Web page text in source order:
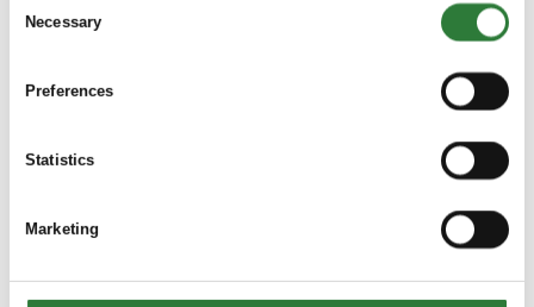
Selection
Necessary
Preferences
Statistics
Marketing
Hornsyld Købmandsgaard
På standen præsenterer vi vores 3 foderbrands Møllerens,
De sidste 25 år har vi specialiseret os i foder til hobby og
hestesport hvilket blandt andet har resulterer i, at vi i dag
Eggersmann.